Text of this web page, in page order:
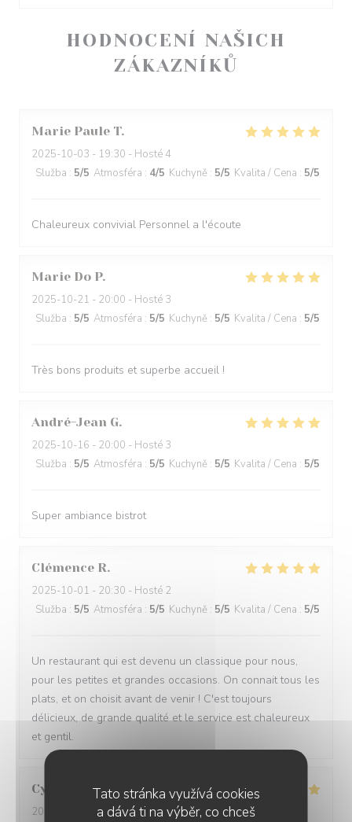
Tato stránka využívá cookies
a dává ti na výběr, co chceš
HODNOCENÍ NAŠICH
ZÁKAZNÍKŮ
Marie Paule T
2025-10-03 - 19:30 - Hosté 4
Služba : 5/5 Atmosféra : 4/5 Kuchyně : 5/5 Kvalita / Cena : 5/5
Chaleureux convivial Personnel a l'écoute
Marie Do P
2025-10-21 - 20:00 - Hosté 3
Služba : 5/5 Atmosféra : 5/5 Kuchyně : 5/5 Kvalita / Cena : 5/5
Très bons produits et superbe accueil !
André-Jean G
2025-10-16 - 20:00 - Hosté 3
Služba : 5/5 Atmosféra : 5/5 Kuchyně : 5/5 Kvalita / Cena : 5/5
Super ambiance bistrot
Clémence R
2025-10-01 - 20:30 - Hosté 2
Služba : 5/5 Atmosféra : 5/5 Kuchyně : 5/5 Kvalita / Cena : 5/5
Un restaurant qui est devenu un classique pour nous,
pour les petites et grandes occasions. On connait tous les
plats, et on choisit avant de venir ! C'est toujours
délicieux, de grande qualité et le service est chaleureux
et gentil.
Cyril
2025-10-17
- 20:00 - Hosté 5